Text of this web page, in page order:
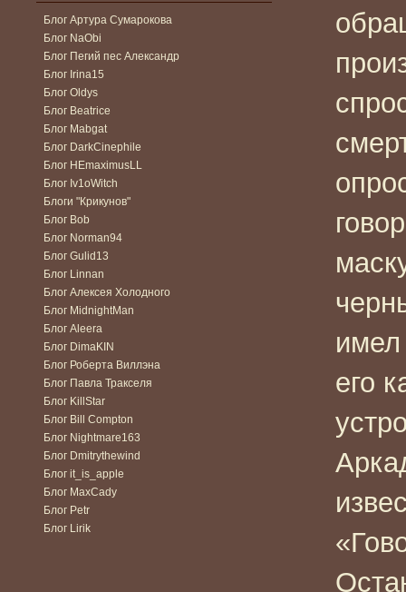
Блог Артура Сумарокова
Блог NaObi
Блог Пегий пес Александр
Блог Irina15
Блог Oldys
Блог Beatrice
Блог Mabgat
Блог DarkCinephile
Блог HEmaximusLL
Блог Iv1oWitch
Блоги "Крикунов"
Блог Bob
Блог Norman94
Блог Gulid13
Блог Linnan
Блог Алексея Холодного
Блог MidnightMan
Блог Aleera
Блог DimaKIN
Блог Роберта Виллэна
Блог Павла Тракселя
Блог KillStar
Блог Bill Compton
Блог Nightmare163
Блог Dmitrythewind
Блог it_is_apple
Блог MaxCady
Блог Petr
Блог Lirik
имел
его